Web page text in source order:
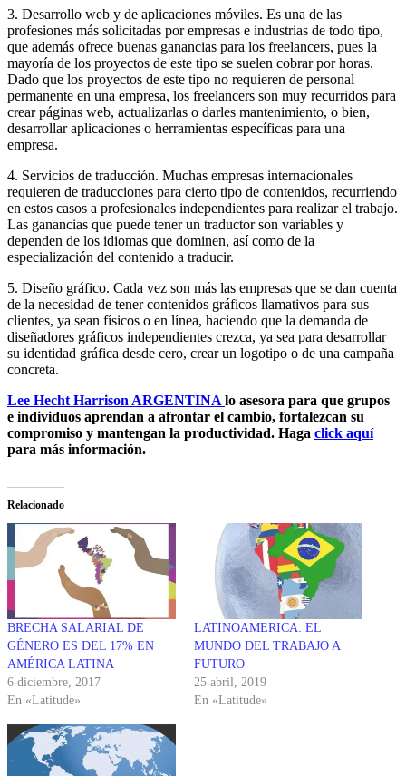
3. Desarrollo web y de aplicaciones móviles. Es una de las
profesiones más solicitadas por empresas e industrias de todo tipo,
que además ofrece buenas ganancias para los freelancers, pues la
mayoría de los proyectos de este tipo se suelen cobrar por horas.
Dado que los proyectos de este tipo no requieren de personal
permanente en una empresa, los freelancers son muy recurridos para
crear páginas web, actualizarlas o darles mantenimiento, o bien,
desarrollar aplicaciones o herramientas específicas para una
empresa.
4. Servicios de traducción. Muchas empresas internacionales
requieren de traducciones para cierto tipo de contenidos, recurriendo
en estos casos a profesionales independientes para realizar el trabajo.
Las ganancias que puede tener un traductor son variables y
dependen de los idiomas que dominen, así como de la
especialización del contenido a traducir.
5. Diseño gráfico. Cada vez son más las empresas que se dan cuenta
de la necesidad de tener contenidos gráficos llamativos para sus
clientes, ya sean físicos o en línea, haciendo que la demanda de
diseñadores gráficos independientes crezca, ya sea para desarrollar
su identidad gráfica desde cero, crear un logotipo o de una campaña
concreta.
Lee Hecht Harrison ARGENTINA lo asesora para que grupos
e individuos aprendan a afrontar el cambio, fortalezcan su
compromiso y mantengan la productividad. Haga click aquí
para más información.
Relacionado
BRECHA SALARIAL DE
GÉNERO ES DEL 17% EN
AMÉRICA LATINA
6 diciembre, 2017
En «Latitude»
LATINOAMERICA: EL
MUNDO DEL TRABAJO A
FUTURO
25 abril, 2019
En «Latitude»